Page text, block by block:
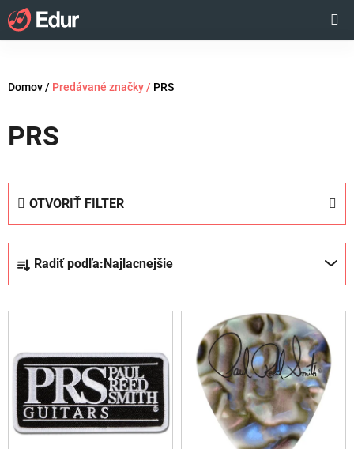
Prejsť
na
obsah
KOŠÍK
Domov/ Predávané značky / PRS
PRS
OTVORIŤ FILTER
d
e
e
p
o
Radiť podľa:Najlacnejšie
V
p
s
p
r